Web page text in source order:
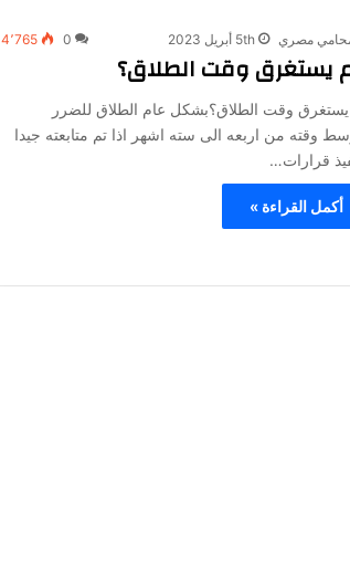
مصري 5th أبريل 2023 0 4٬765
يستغرق وقت الطلاق؟
وقت الطلاق؟بشكل عام الطلاق للضرر
وقته من اربعه الى سته اشهر اذا تم متابعته جيدا
قرارات…
أكمل القراءة »